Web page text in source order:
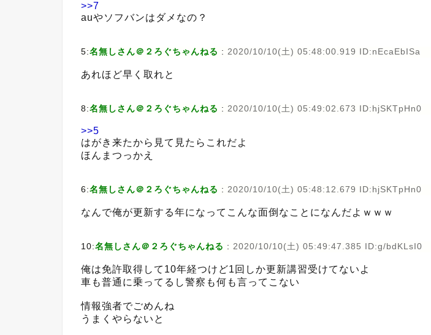
>>7
auやソフバンはダメなの？
5:名無しさん＠２ろぐちゃんねる : 2020/10/10(土) 05:48:00.919 ID:nEcaEbISa
あれほど早く取れと
8:名無しさん＠２ろぐちゃんねる : 2020/10/10(土) 05:49:02.673 ID:hjSKTpHn0
>>5
はがき来たから見て見たらこれだよ
ほんまつっかえ
6:名無しさん＠２ろぐちゃんねる : 2020/10/10(土) 05:48:12.679 ID:hjSKTpHn0
なんで俺が更新する年になってこんな面倒なことになんだよｗｗｗ
10:名無しさん＠２ろぐちゃんねる : 2020/10/10(土) 05:49:47.385 ID:g/bdKLsI0
俺は免許取得して10年経つけど1回しか更新講習受けてないよ
車も普通に乗ってるし警察も何も言ってこない
情報強者でごめんね
うまくやらないと